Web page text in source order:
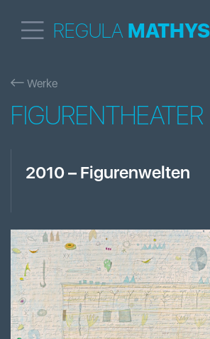
REGULA MATHYS
Werke
FIGURENTHEATER
2010– Figurenwelten